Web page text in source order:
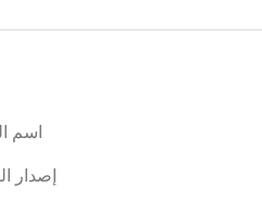
اسم
إصدار